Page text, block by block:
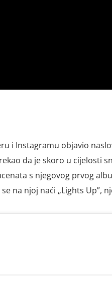
i Instagramu objavio
da je skoro u cijelosti
s njegovog prvog
na njoj naći „Lights Up”,